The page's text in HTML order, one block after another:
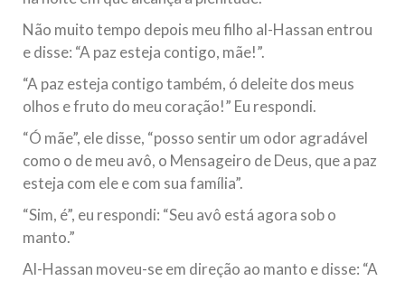
Brasil recebeu em sua sede, em São Paulo, o ex-ministro das
Relações Exteriores da República Islâmica do Irã, Sr. Kamal
Kharrazi, que encontra-se visitando
Não muito tempo depois meu filho al-Hassan entrou
e disse: “A paz esteja contigo, mãe!”.
“A paz esteja contigo também, ó deleite dos meus
olhos e fruto do meu coração!” Eu respondi.
“Ó mãe”, ele disse, “posso sentir um odor agradável
como o de meu avô, o Mensageiro de Deus, que a paz
esteja com ele e com sua família”.
“Sim, é”, eu respondi: “Seu avô está agora sob o
manto.”
Al-Hassan moveu-se em direção ao manto e disse: “A